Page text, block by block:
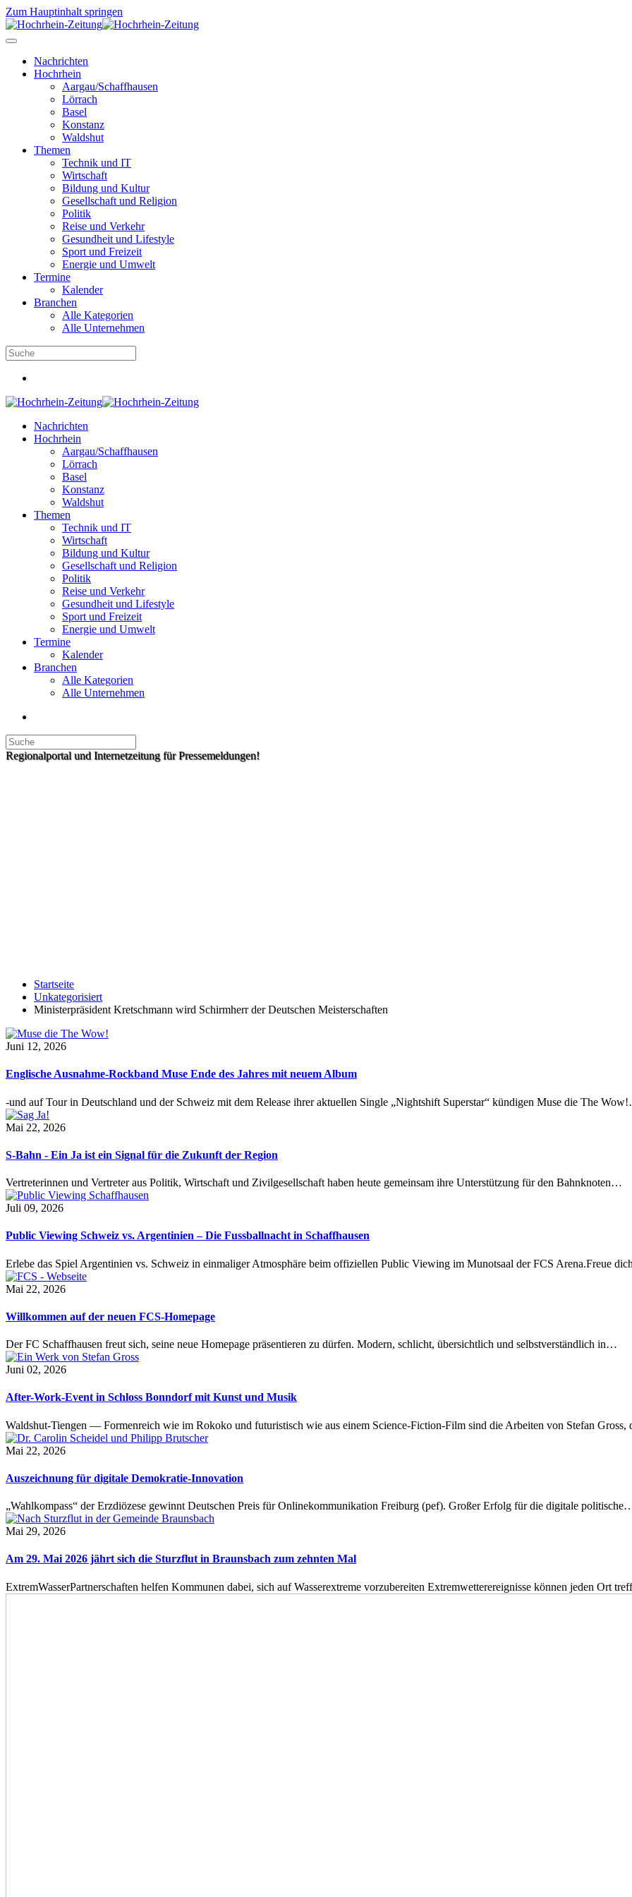
Zum Hauptinhalt springen
Nachrichten
Hochrhein
Aargau/Schaffhausen
Lörrach
Basel
Konstanz
Waldshut
Themen
Technik und IT
Wirtschaft
Bildung und Kultur
Gesellschaft und Religion
Politik
Reise und Verkehr
Gesundheit und Lifestyle
Sport und Freizeit
Energie und Umwelt
Termine
Kalender
Branchen
Alle Kategorien
Alle Unternehmen
Nachrichten
Hochrhein
Aargau/Schaffhausen
Lörrach
Basel
Konstanz
Waldshut
Themen
Technik und IT
Wirtschaft
Bildung und Kultur
Gesellschaft und Religion
Politik
Reise und Verkehr
Gesundheit und Lifestyle
Sport und Freizeit
Energie und Umwelt
Termine
Kalender
Branchen
Alle Kategorien
Alle Unternehmen
Regionalportal und Internetzeitung für Pressemeldungen!
Startseite
Unkategorisiert
Ministerpräsident Kretschmann wird Schirmherr der Deutschen Meisterschaften
Juni 12, 2026
Englische Ausnahme-Rockband Muse Ende des Jahres mit neuem Album
-und auf Tour in Deutschland und der Schweiz mit dem Release ihrer aktuellen Single „Nightshift Superstar“ kündigen Muse die The
Mai 22, 2026
S-Bahn - Ein Ja ist ein Signal für die Zukunft der Region
Vertreterinnen und Vertreter aus Politik, Wirtschaft und Zivilgesellschaft haben heute gemeinsam ihre Unterstützung für den Bahnknoten…
Juli 09, 2026
Public Viewing Schweiz vs. Argentinien – Die Fussballnacht in Schaffhausen
Erlebe das Spiel Argentinien vs. Schweiz in einmaliger Atmosphäre beim offiziellen Public Viewing im Munotsaal der FCS Arena.Freue
Mai 22, 2026
Willkommen auf der neuen FCS-Homepage
Der FC Schaffhausen freut sich, seine neue Homepage präsentieren zu dürfen. Modern, schlicht, übersichtlich und selbstverständlich in…
Juni 02, 2026
After-Work-Event in Schloss Bonndorf mit Kunst und Musik
Waldshut-Tiengen — Formenreich wie im Rokoko und futuristisch wie aus einem Science-Fiction-Film sind die Arbeiten von Stefan
Mai 22, 2026
Auszeichnung für digitale Demokratie-Innovation
„Wahlkompass“ der Erzdiözese gewinnt Deutschen Preis für Onlinekommunikation Freiburg (pef). Großer Erfolg für die digitale
Mai 29, 2026
Am 29. Mai 2026 jährt sich die Sturzflut in Braunsbach zum zehnten Mal
ExtremWasserPartnerschaften helfen Kommunen dabei, sich auf Wasserextreme vorzubereiten Extremwetterereignisse können jeden Ort